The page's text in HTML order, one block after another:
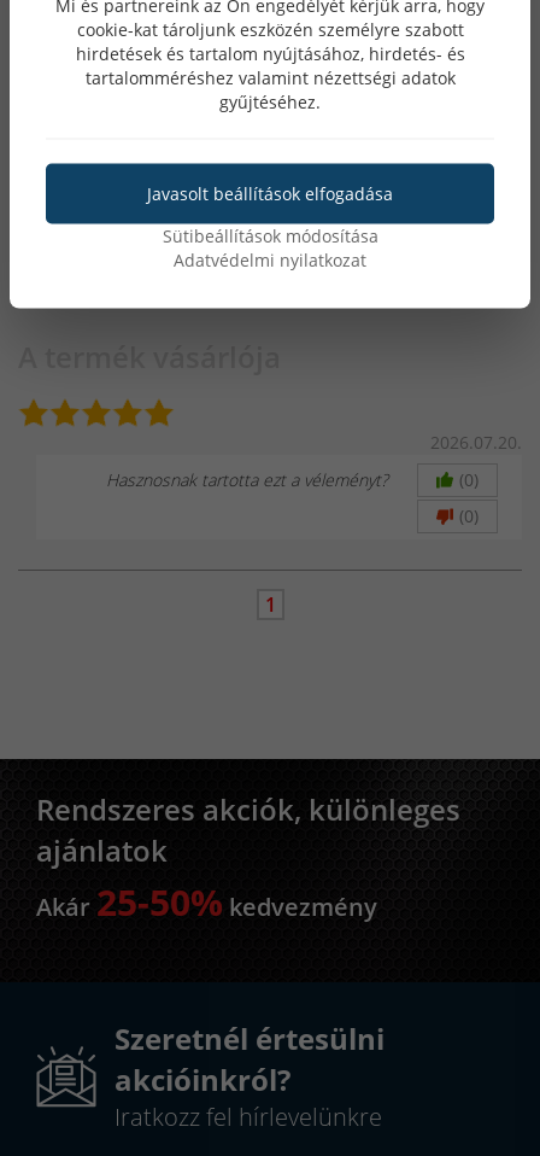
1 szavazat
0 szavazat
2026.07.20.
Hasznosnak tartotta ezt a véleményt?
(0)
(0)
1
Rendszeres akciók, különleges
ajánlatok
Akár 25-50% kedvezmény
Szeretnél értesülni
akcióinkról?
Iratkozz fel hírlevelünkre
cookie-kat tároljunk eszközén személyre szabott
hirdetések és tartalom nyújtásához, hirdetés- és
tartalomméréshez valamint nézettségi adatok
gyűjtéséhez.
Javasolt beállítások elfogadása
Sütibeállítások módosítása
Adatvédelmi nyilatkozat